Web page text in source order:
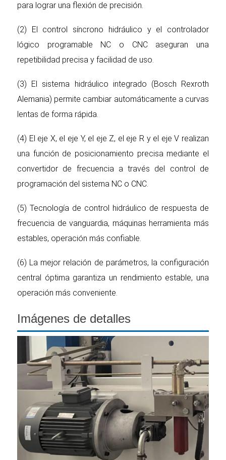
para lograr una flexión de precisión.
(2) El control síncrono hidráulico y el controlador
lógico programable NC o CNC aseguran una
repetibilidad precisa y facilidad de uso.
(3) El sistema hidráulico integrado (Bosch Rexroth
Alemania) permite cambiar automáticamente a curvas
lentas de forma rápida.
(4) El eje X, el eje Y, el eje Z, el eje R y el eje V realizan
una función de posicionamiento precisa mediante el
convertidor de frecuencia a través del control de
programación del sistema NC o CNC.
(5) Tecnología de control hidráulico de respuesta de
frecuencia de vanguardia, máquinas herramienta más
estables, operación más confiable.
(6) La mejor relación de parámetros, la configuración
central óptima garantiza un rendimiento estable, una
operación más conveniente.
Imágenes de detalles